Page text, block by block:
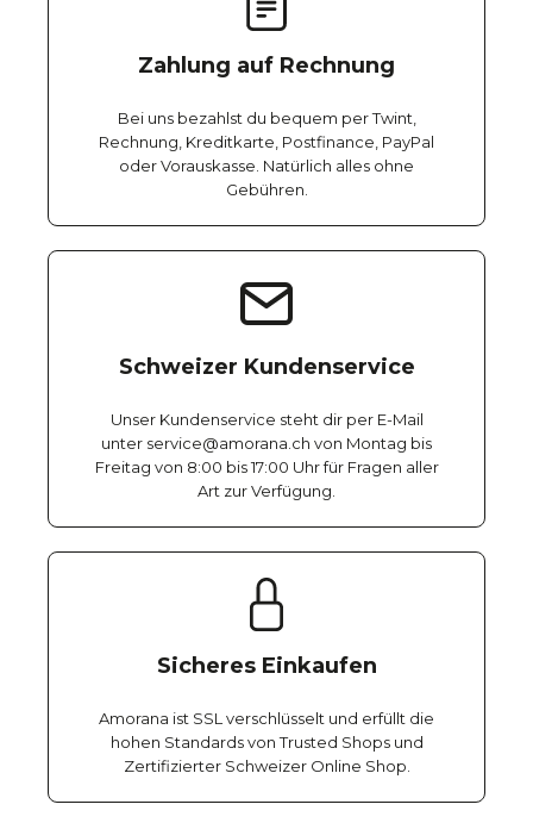
Zahlung auf Rechnung
Bei uns bezahlst du bequem per Twint,
Rechnung, Kreditkarte, Postfinance, PayPal
oder Vorauskasse. Natürlich alles ohne
Gebühren.
Schweizer Kundenservice
Unser Kundenservice steht dir per E-Mail
unter service@amorana.ch von Montag bis
Freitag von 8:00 bis 17:00 Uhr für Fragen aller
Art zur Verfügung.
Sicheres Einkaufen
Amorana ist SSL verschlüsselt und erfüllt die
hohen Standards von Trusted Shops und
Zertifizierter Schweizer Online Shop.